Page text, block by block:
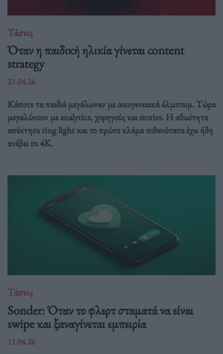
Τάσεις
Όταν η παιδική ηλικία γίνεται content
strategy
21.04.26
Κάποτε τα παιδιά μεγάλωναν με οικογενειακά άλμπουμ. Τώρα
μεγαλώνουν με analytics, χορηγούς και stories. Η αθωότητα
απέκτησε ring light και το πρώτο κλάμα πιθανότατα έχει ήδη
ανέβει σε 4K.
Τάσεις
Sonder: Όταν το φλερτ σταματά να είναι
swipe και ξαναγίνεται εμπειρία
11.04.26